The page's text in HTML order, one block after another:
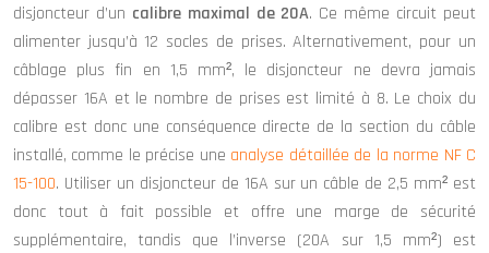
disjoncteur d’un calibre maximal de 20A. Ce même circuit peut
alimenter jusqu’à 12 socles de prises. Alternativement, pour un
câblage plus fin en 1,5 mm², le disjoncteur ne devra jamais
dépasser 16A et le nombre de prises est limité à 8. Le choix du
calibre est donc une conséquence directe de la section du câble
installé, comme le précise une analyse détaillée de la norme NF C
15-100. Utiliser un disjoncteur de 16A sur un câble de 2,5 mm² est
donc tout à fait possible et offre une marge de sécurité
supplémentaire, tandis que l’inverse (20A sur 1,5 mm²) est